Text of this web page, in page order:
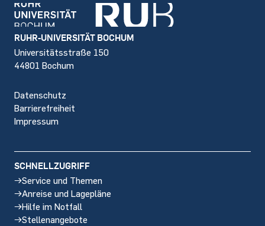
Footer
RUHR-UNIVERSITÄT BOCHUM
Universitätsstraße 150
44801 Bochum
Datenschutz
Barrierefreiheit
Impressum
SCHNELLZUGRIFF
Service und Themen
Anreise und Lagepläne
Hilfe im Notfall
Stellenangebote